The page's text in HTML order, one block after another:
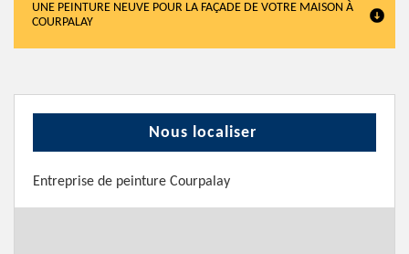
UNE PEINTURE NEUVE POUR LA FAÇADE DE VOTRE MAISON À
COURPALAY
Nous localiser
Entreprise de peinture Courpalay